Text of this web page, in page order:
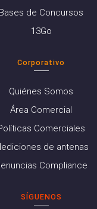
Bases de Concursos
13Go
Corporativo
Quiénes Somos
Área Comercial
Comerciales
de antenas
Compliance
SÍGUENOS